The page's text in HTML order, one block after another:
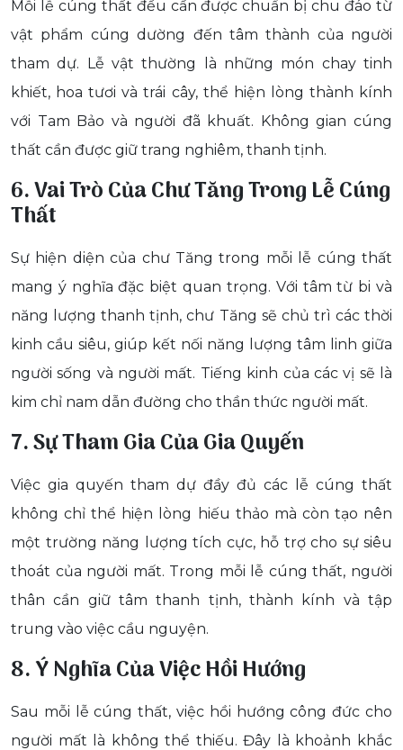
Mỗi lễ cúng thất đều cần được chuẩn bị chu đáo từ
vật phẩm cúng dường đến tâm thành của người
tham dự. Lễ vật thường là những món chay tinh
khiết, hoa tươi và trái cây, thể hiện lòng thành kính
với Tam Bảo và người đã khuất. Không gian cúng
thất cần được giữ trang nghiêm, thanh tịnh.
6. Vai Trò Của Chư Tăng Trong Lễ Cúng
Thất
Sự hiện diện của chư Tăng trong mỗi lễ cúng thất
mang ý nghĩa đặc biệt quan trọng. Với tâm từ bi và
năng lượng thanh tịnh, chư Tăng sẽ chủ trì các thời
kinh cầu siêu, giúp kết nối năng lượng tâm linh giữa
người sống và người mất. Tiếng kinh của các vị sẽ là
kim chỉ nam dẫn đường cho thần thức người mất.
7. Sự Tham Gia Của Gia Quyến
Việc gia quyến tham dự đầy đủ các lễ cúng thất
không chỉ thể hiện lòng hiếu thảo mà còn tạo nên
một trường năng lượng tích cực, hỗ trợ cho sự siêu
thoát của người mất. Trong mỗi lễ cúng thất, người
thân cần giữ tâm thanh tịnh, thành kính và tập
trung vào việc cầu nguyện.
8. Ý Nghĩa Của Việc Hồi Hướng
Sau mỗi lễ cúng thất, việc hồi hướng công đức cho
người mất là không thể thiếu. Đây là khoảnh khắc